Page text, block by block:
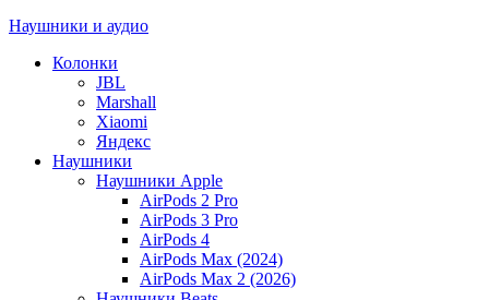
Наушники и аудио
Колонки
JBL
Marshall
Xiaomi
Яндекс
Наушники
Наушники Apple
AirPods 2 Pro
AirPods 3 Pro
AirPods 4
AirPods Max (2024)
AirPods Max 2 (2026)